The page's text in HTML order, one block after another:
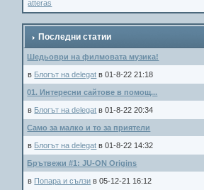
atteras
Последни статии
Шедьоври на филмовата музика!
в Блогът на delegat в 01-8-22 21:18
01. Интересни сайтове в помощ...
в Блогът на delegat в 01-8-22 20:34
Само за малко и то за приятели
в Блогът на delegat в 01-8-22 14:32
Брътвежи #1: JU-ON Origins
в Попара и сълзи в 05-12-21 16:12